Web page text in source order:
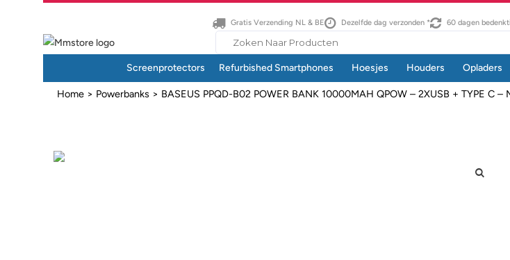
Gratis Verzending NL & BE Dezelfde dag verzonden * 60 dagen
Search
Screenprotectors
Refurbished Smartphones Hoesjes Houders Opladers
Home > Powerbanks > BASEUS PPQD-B02 POWER BANK 10000MAH QPOW – 2XUSB + TYPE C